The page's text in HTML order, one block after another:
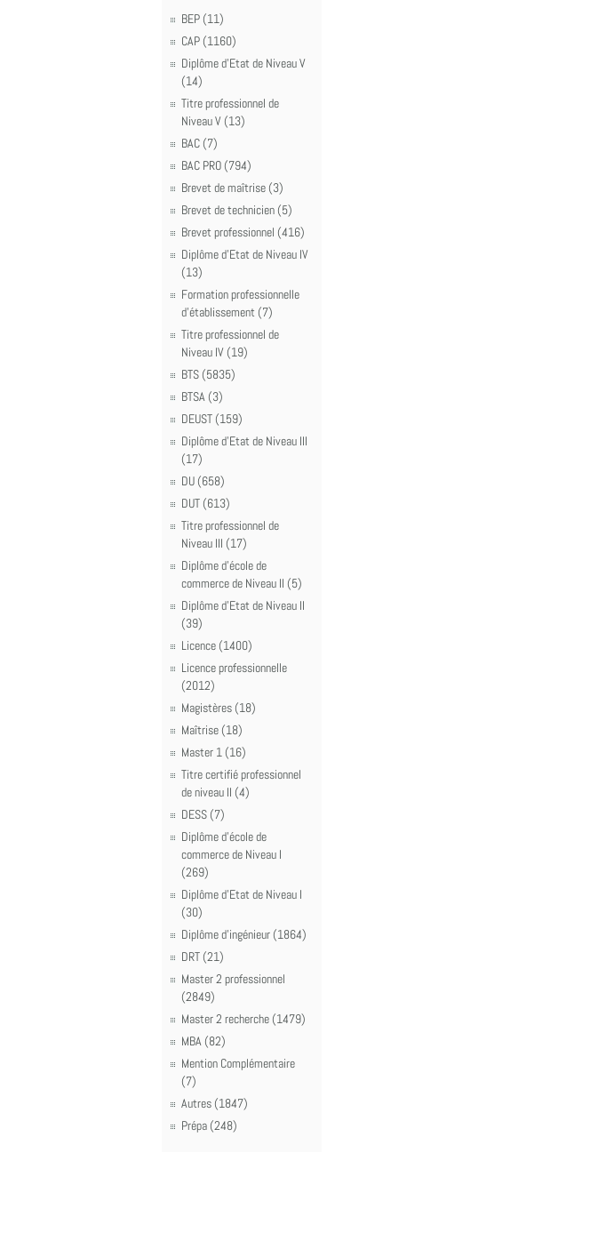
BEP (11)
CAP (1160)
Diplôme d'Etat de Niveau V
(14)
Titre professionnel de
Niveau V (13)
BAC (7)
BAC PRO (794)
Brevet de maîtrise (3)
Brevet de technicien (5)
Brevet professionnel (416)
Diplôme d'Etat de Niveau IV
(13)
Formation professionnelle
d'établissement (7)
Titre professionnel de
Niveau IV (19)
BTS (5835)
BTSA (3)
DEUST (159)
Diplôme d'Etat de Niveau III
(17)
DU (658)
DUT (613)
Titre professionnel de
Niveau III (17)
Diplôme d'école de
commerce de Niveau II (5)
Diplôme d'Etat de Niveau II
(39)
Licence (1400)
Licence professionnelle
(2012)
Magistères (18)
Maîtrise (18)
Master 1 (16)
Titre certifié professionnel
de niveau II (4)
DESS (7)
Diplôme d'école de
commerce de Niveau I
(269)
Diplôme d'Etat de Niveau I
(30)
Diplôme d'ingénieur (1864)
DRT (21)
Master 2 professionnel
(2849)
Master 2 recherche (1479)
MBA (82)
Mention Complémentaire
(7)
Autres (1847)
Prépa (248)